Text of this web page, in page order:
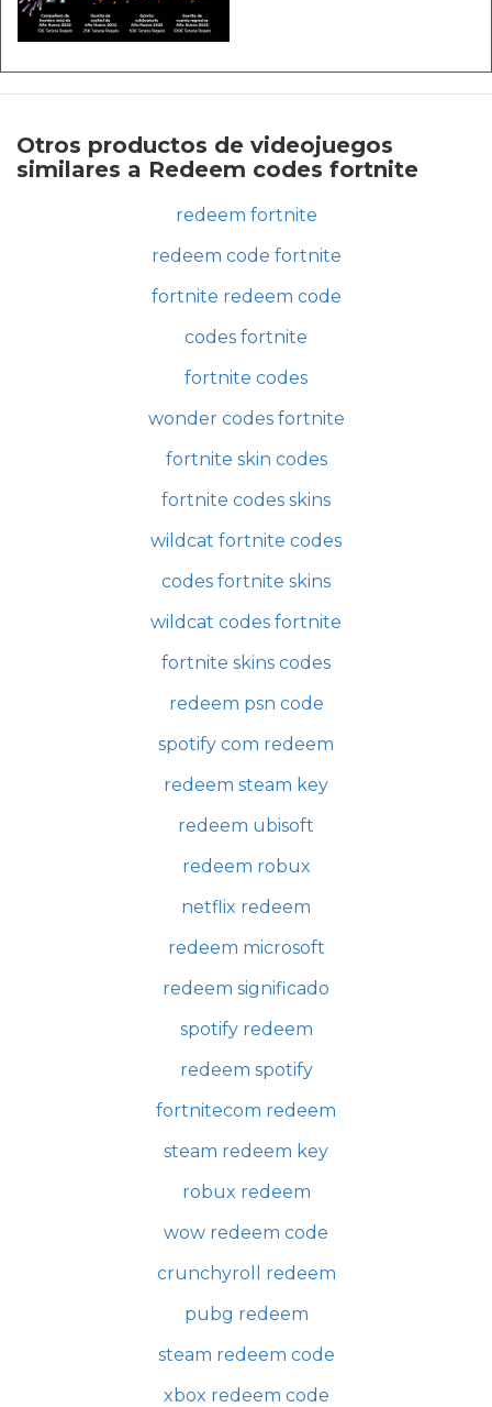
Otros productos de videojuegos
similares a Redeem codes fortnite
redeem fortnite
redeem code fortnite
fortnite redeem code
codes fortnite
fortnite codes
wonder codes fortnite
fortnite skin codes
fortnite codes skins
wildcat fortnite codes
codes fortnite skins
wildcat codes fortnite
fortnite skins codes
redeem psn code
spotify com redeem
redeem steam key
redeem ubisoft
redeem robux
netflix redeem
redeem microsoft
redeem significado
spotify redeem
redeem spotify
fortnitecom redeem
steam redeem key
robux redeem
wow redeem code
crunchyroll redeem
pubg redeem
steam redeem code
xbox redeem code